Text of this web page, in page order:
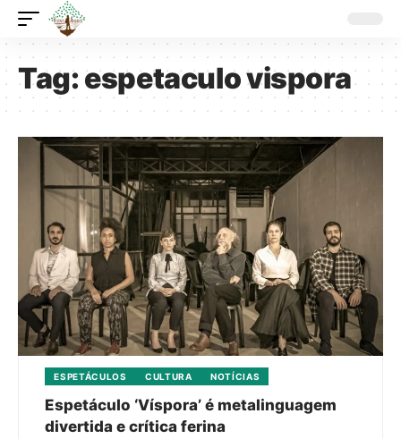
Tag:espetaculo vispora
ESPETÁCULOS CULTURA NOTÍCIAS
Espetáculo ‘Víspora’ é metalinguagem
divertida e crítica ferina